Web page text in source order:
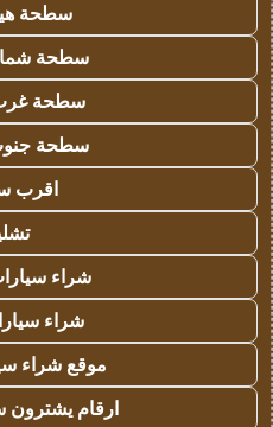
سطحة
سطحة
سطحة
سطحة
اقرب
شراء
شراء
موقع شراء
ارقام يشترون